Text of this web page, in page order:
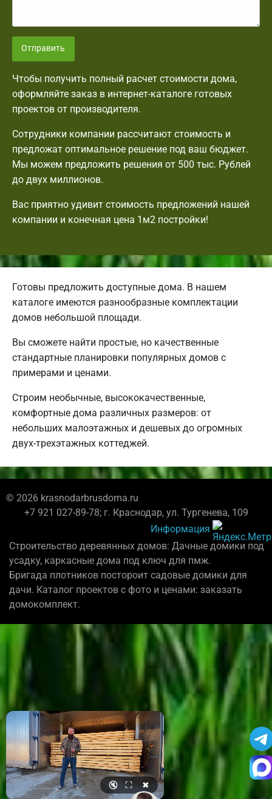
Отправить
Чтобы получить полный расчет стоимости дома,
оформляйте заказ в интернет-каталоге готовых
проектов от производителя.
Сотрудники компании рассчитают стоимость и
предложат оптимальное решение под ваш бюджет.
Мы можем предложить решения от 500 тыс. Рублей
до двух миллионов.
Вас приятно удивит стоимость предложений нашей
компании и конечная цена 1м2 постройки!
Готовы предложить доступные дома. В нашем
каталоге имеются разнообразные комплектации
домов небольшой площади.
Вы сможете найти простые, но качественные
стандартные планировки популярных домов с
примерами и ценами.
Строим необычные, высококачественные,
комфортные дома различных размеров: от
небольших малоэтажных и дешевых до огромных
двух-трехэтажных коттеджей.
© 2026 krasnodarbrusdoma.ru
+7 921 027-89-78; г. Краснодар, ул. Тургенева, 109
Информация
Строительство деревянных домов: Дачные домики под
усадку, каркасные дома под ключ для пмж.
Бригада плотников постороит садовые домики для
дачи. Каталог проектов с фото и ценами: заказать
домокомплект.
🔇 ⛶ ✖